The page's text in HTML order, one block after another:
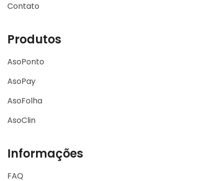
Contato
Produtos
AsoPonto
AsoPay
AsoFolha
AsoClin
Informações
FAQ